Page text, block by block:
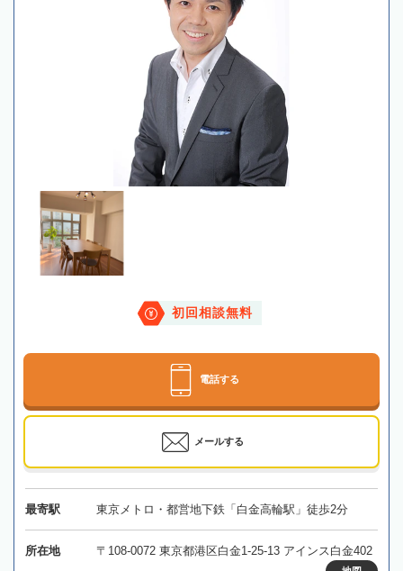
初回相談無料
電話する
メールする
最寄駅 東京メトロ・都営地下鉄「白金高輪駅」徒歩2分
所在地 〒108-0072 東京都港区白金1-25-13 アインス白金402